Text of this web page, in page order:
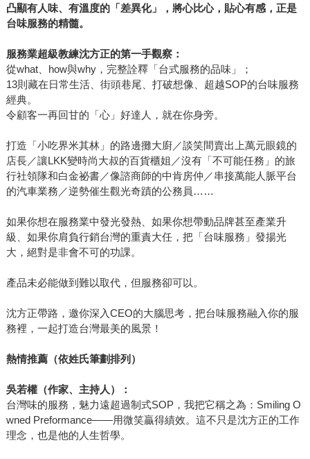
凸顯有人味、有溫度的「差異化」，將心比心，貼心有感，正是
台味服務的精髓。
服務業超級教練沈方正的第一手觀察：
從what、how與why，完整詮釋「台式服務的品味」；
13則藏在日常生活、街頭巷尾、打破想像、超越SOP的台味服務
經典。
令顧客一再回甘的「心」好達人，就在你身旁。
打造「小吃界米其林」的路邊攤大廚／談笑間賣出上萬元眼鏡的
店長／讓LKK變時尚大叔的百貨櫃姐／沒有「不可能任務」的旅
行社領隊和白金祕書／像諮商師的中肯房仲／串接萬能人脈平台
的汽車業務／逆勢催生觀光奇蹟的公務員……
如果你想在服務業中發光發熱、如果你想帶動品牌甚至產業升
級、如果你肩負行銷台灣的重責大任，把「台味服務」發揚光
大，絕對是非會不可的功課。
產品未必能做到難以取代，但服務卻可以。
沈方正帶路，邀你深入CEO的大腦思考，把台味服務融入你的服
務裡，一起打造台灣最美的風景！
熱情推薦（依姓氏筆劃排列）
吳若權（作家、主持人）：
台灣味的服務，魅力遠超過制式SOP，我把它稱之為：Smiling O
wned Preformance——用微笑贏得績效。這不只是沈方正的工作
理念，也是他的人生哲學。